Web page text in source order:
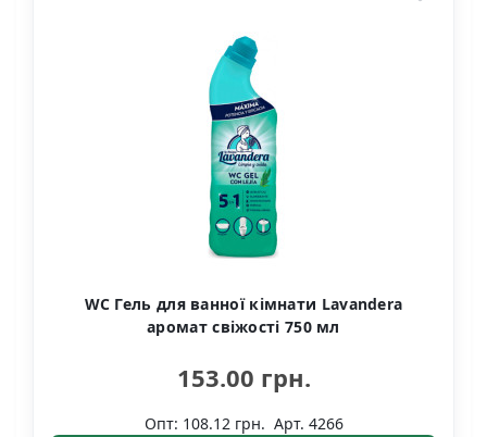
WC Гель для ванної кімнати Lavandera
аромат свіжості 750 мл
153.00 грн.
Опт: 108.12 грн. Арт. 4266